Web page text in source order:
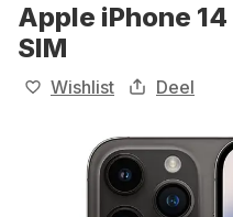
Apple iPhone 14
SIM
Wishlist Deel